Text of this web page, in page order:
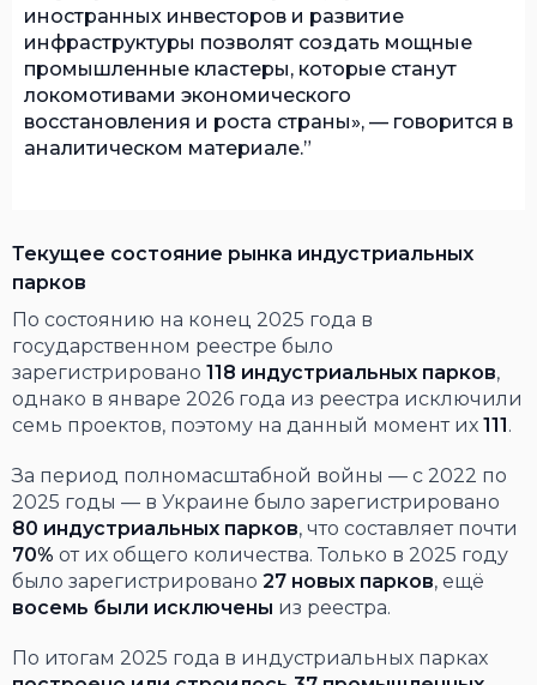
иностранных инвесторов и развитие
инфраструктуры позволят создать мощные
промышленные кластеры, которые станут
локомотивами экономического
восстановления и роста страны», — говорится в
аналитическом материале.
Текущее состояние рынка индустриальных
парков
По состоянию на конец 2025 года в
государственном реестре было
зарегистрировано 118 индустриальных парков,
однако в январе 2026 года из реестра исключили
семь проектов, поэтому на данный момент их 111 .
За период полномасштабной войны — с 2022 по
2025 годы — в Украине было зарегистрировано
80 индустриальных парков, что составляет почти
70% от их общего количества. Только в 2025 году
было зарегистрировано 27 новых парков, ещё
восемь были исключены из реестра.
По итогам 2025 года в индустриальных парках